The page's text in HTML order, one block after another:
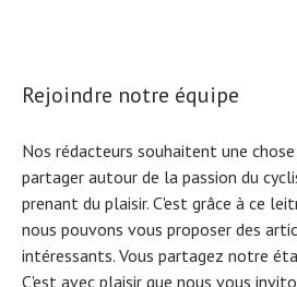
Rejoindre notre équipe
Nos rédacteurs souhaitent une
partager autour de la passion du
prenant du plaisir. C'est grâce à ce
nous pouvons vous proposer des
intéressants. Vous partagez notre
C'est avec plaisir que nous vous